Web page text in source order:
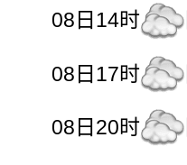
08日14时
08日17时
08日20时